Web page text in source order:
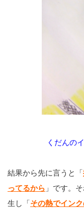
くだんの
結果から先に言うと「
ってるから 」です。
生し「その熱でイン